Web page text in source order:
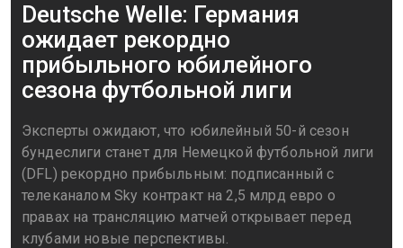
Deutsche Welle: Германия
ожидает рекордно
прибыльного юбилейного
сезона футбольной лиги
Эксперты ожидают, что юбилейный 50-й сезон
бундеслиги станет для Немецкой футбольной лиги
(DFL) рекордно прибыльным: подписанный с
телеканалом Sky контракт на 2,5 млрд евро о
правах на трансляцию матчей открывает перед
клубами новые перспективы.